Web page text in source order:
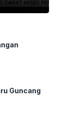
Guncang